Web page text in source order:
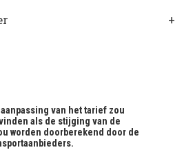
+
van het tarief zou
als de stijging van de
worden doorberekend door de